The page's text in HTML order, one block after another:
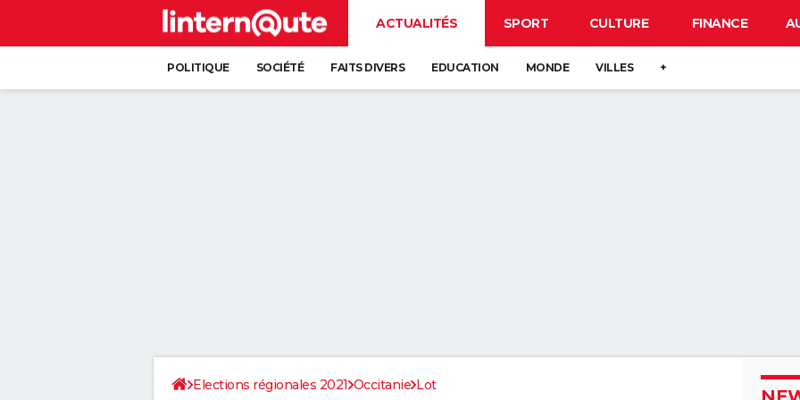
ACTUALITÉS SPORT CULTURE FINANCE
POLITIQUE SOCIÉTÉ FAITS DIVERS EDUCATION MONDE VILLES +
Elections régionales 2021 Occitanie Lot